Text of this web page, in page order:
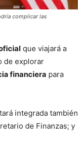
complicar las
que viajará a
de explorar
financiera para
integrada también
de Finanzas; y